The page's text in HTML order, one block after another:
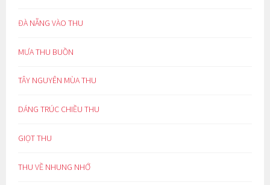
ĐÀ NẴNG VÀO THU
MƯA THU BUỒN
TÂY NGUYÊN MÙA THU
DÁNG TRÚC CHIỀU THU
GIỌT THU
THU VỀ NHUNG NHỚ